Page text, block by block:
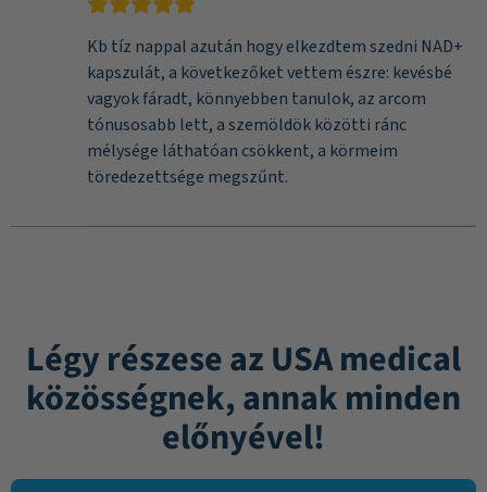
Kb tíz nappal azután hogy elkezdtem szedni NAD+
kapszulát, a következőket vettem észre: kevésbé
vagyok fáradt, könnyebben tanulok, az arcom
tónusosabb lett, a szemöldök közötti ránc
mélysége láthatóan csökkent, a körmeim
töredezettsége megszűnt.
Légy részese az USA medical
közösségnek, annak minden
előnyével!